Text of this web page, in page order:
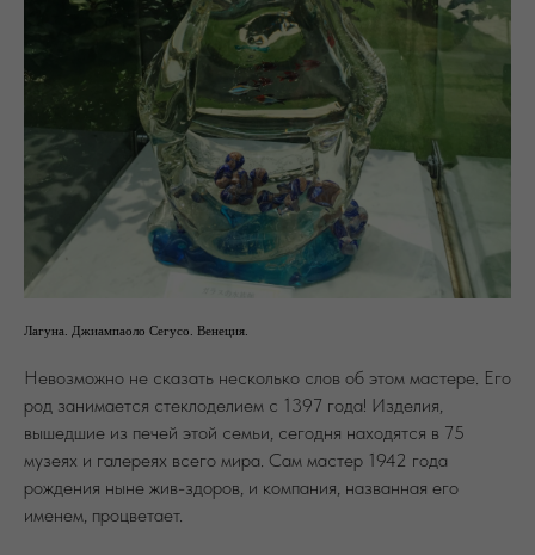
Лагуна. Джиампаоло Сегусо. Венеция.
Невозможно не сказать несколько слов об этом мастере. Его
род занимается стеклоделием с 1397 года! Изделия,
вышедшие из печей этой семьи, сегодня находятся в 75
музеях и галереях всего мира. Сам мастер 1942 года
рождения ныне жив-здоров, и компания, названная его
именем, процветает.